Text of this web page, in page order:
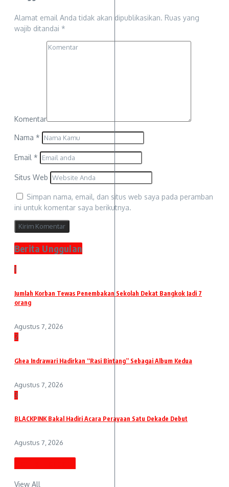
Alamat email Anda tidak akan dipublikasikan. Ruas yang
wajib ditandai *
Komentar
Nama *
Email *
Situs Web
Simpan nama, email, dan situs web saya pada peramban
ini untuk komentar saya berikutnya.
Berita Unggulan
1
Jumlah Korban Tewas Penembakan Sekolah Dekat Bangkok Jadi 7
orang
Agustus 7, 2026
2
Ghea Indrawari Hadirkan “Rasi Bintang” Sebagai Album Kedua
Agustus 7, 2026
3
BLACKPINK Bakal Hadiri Acara Perayaan Satu Dekade Debut
Agustus 7, 2026
View All